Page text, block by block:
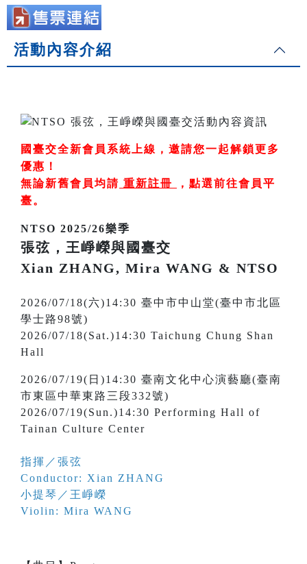
活動內容介紹
國臺交全新會員系統上線，邀請您一起解鎖更多
優惠！
無論新舊會員均請 重新註冊 ， 點選前往會員平
臺。
NTSO 2025/26樂季
張弦，王崢嶸與國臺交
Xian ZHANG, Mira WANG & NTSO
2026/07/18(六)14:30 臺中市中山堂(臺中市北區
學士路98號)
2026/07/18(Sat.)14:30 Taichung Chung Shan
Hall
2026/07/19(日)14:30 臺南文化中心演藝廳(臺南
市東區中華東路三段332號)
2026/07/19(Sun.)14:30 Performing Hall of
Tainan Culture Center
指揮／張弦
Conductor: Xian ZHANG
小提琴／王崢嶸
Violin: Mira WANG